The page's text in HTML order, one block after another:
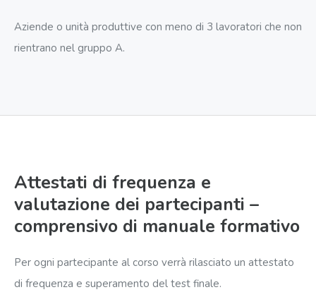
Aziende o unità produttive con meno di 3 lavoratori che non
rientrano nel gruppo A.
Attestati di frequenza e
valutazione dei partecipanti –
comprensivo di manuale formativo
Per ogni partecipante al corso verrà rilasciato un attestato
di frequenza e superamento del test finale.